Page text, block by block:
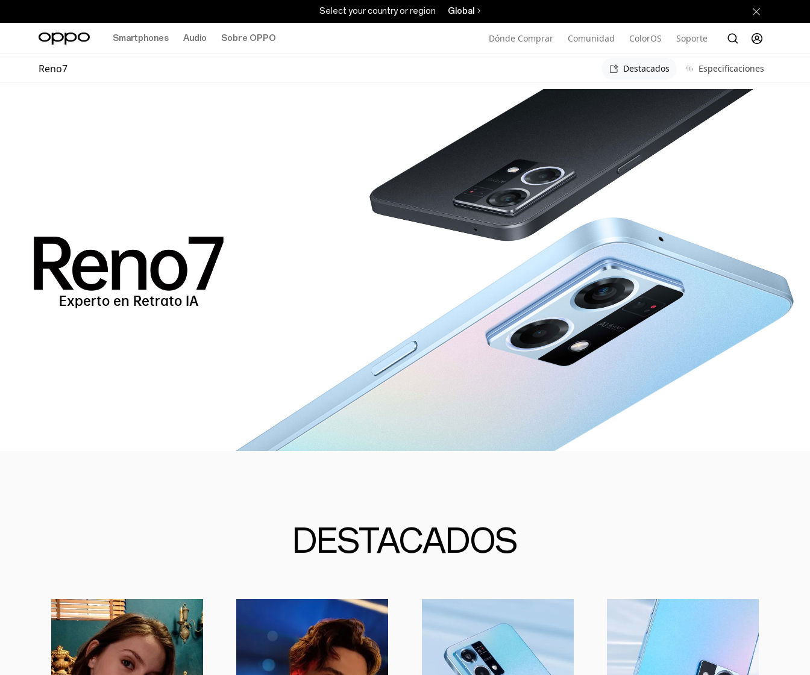
Select your country or region Global
Smartphones Audio Sobre OPPO Dónde Comprar Comunidad ColorOS Soporte
Reno7 Destacados Especificaciones
Experto en Retrato IA
DESTACADOS